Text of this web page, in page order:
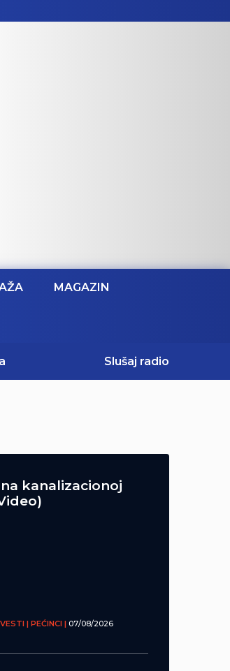
MAGAZIN
Slušaj radio
kanalizacionoj
| PEĆINCI | 07/08/2026